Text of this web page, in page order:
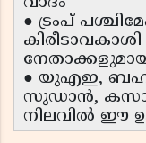
● ട്രംപ്
● യുഎഇ,
സുഡാൻ,
നിലവിൽ ഈ